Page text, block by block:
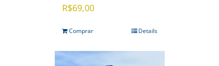
R$69,00
Comprar Details